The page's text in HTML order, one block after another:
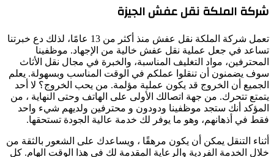
شركة الملكة نقل عفش الجيزة
تعمل شركة الملكة نقل عفش منذ أكثر من 13 عامًا، لذلك دع خبرتنا
تساعد في جعل عملية نقل عفش خالية من الإجهاد. موظفينا
المحترفين، مواد التغليف المناسبة، والخبرة في مجال نقل الأثاث
سوف يضمنون أن تنقلوا عملكم في الوقت المناسب وبسهولة. يعلم
الجميع أن الخروج قد يكون عملية مؤلمة. من يحب الخروج؟ لا أحد
يتمتع تتحرك. من جهة اتصالك الأولى على الهاتف وحتى النهاية ، من
المؤكد أنك ستجد موظفينا ودودون و محترفين ولديهم شيء واحد
فقط في أذهانهم، وهو ما يوفر لك خدمة عالية الجودة تستحقها.
أثناء التنقل يمكن أن يكون مرهقًا ، ويساعدك على الشعور بالثقة من
خلال الخدمة الفردية والرعاية المقدمة لك في هذا الوقت الهام. كل